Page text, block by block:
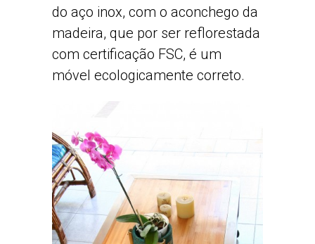
do aço inox, com o aconchego da
madeira, que por ser reflorestada
com certificação FSC, é um
móvel ecologicamente correto.